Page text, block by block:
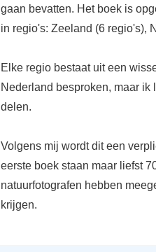
gaan bevatten. Het boek is
in regio's: Zeeland (6 regio's),
Elke regio bestaat uit een
Nederland besproken, maar
delen.
Volgens mij wordt dit een
eerste boek staan maar liefst
natuurfotografen hebben
krijgen.